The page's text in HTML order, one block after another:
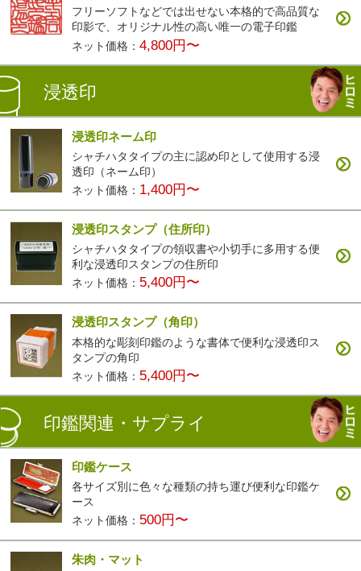
フリーソフトなどでは出せない本格的で高品質な
印影で、オリジナル性の高い唯一の電子印鑑
ネット価格：4,800円〜
浸透印
浸透印ネーム印
シャチハタタイプの主に認め印として使用する浸
透印（ネーム印）
ネット価格： 1,400円〜
浸透印スタンプ（住所印）
シャチハタタイプの領収書や小切手に多用する便
利な浸透印スタンプの住所印
ネット価格： 5,400円〜
浸透印スタンプ（角印）
本格的な彫刻印鑑のような書体で便利な浸透印ス
タンプの角印
ネット価格： 5,400円〜
印鑑関連・サプライ
印鑑ケース
各サイズ別に色々な種類の持ち運び便利な印鑑ケ
ース
ネット価格： 500円〜
朱肉・マット